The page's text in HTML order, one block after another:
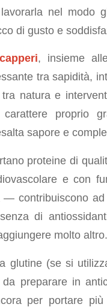
nel modo
di gusto e
capperi, insieme
tra sapidità,
natura e
proprio
sapore e
proteine di
e con
contribuiscono ad
di
molto altro.
glutine (se si
preparare in
per portare